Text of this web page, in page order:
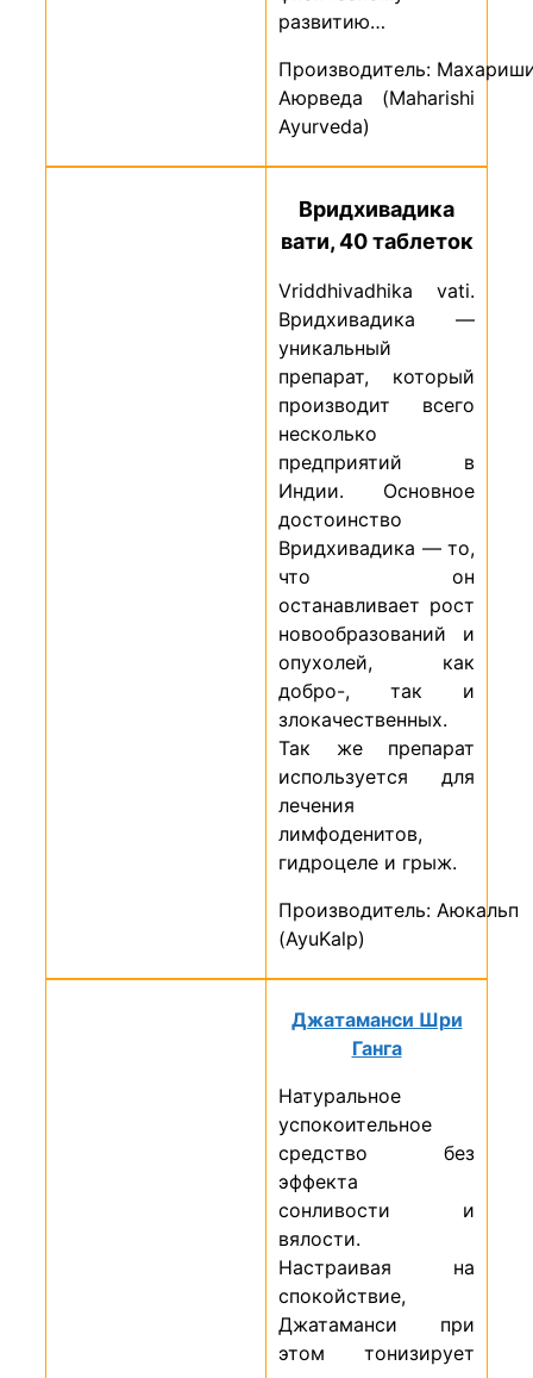
развитию…
Производитель:
Аюрведа (Maharishi
Ayurveda)
Вридхивадика
вати, 40 таблеток
Vriddhivadhika vati.
Вридхивадика —
уникальный
препарат, который
производит всего
несколько
предприятий в
Индии. Основное
достоинство
Вридхивадика — то,
что он
останавливает рост
новообразований и
опухолей, как
добро-, так и
злокачественных.
Так же препарат
используется для
лечения
лимфоденитов,
гидроцеле и грыж.
Производитель: Аюкальп
(AyuKalp)
Джатаманси Шри
Ганга
Натуральное
успокоительное
средство без
эффекта
сонливости и
вялости.
Настраивая на
спокойствие,
Джатаманси при
этом тонизирует